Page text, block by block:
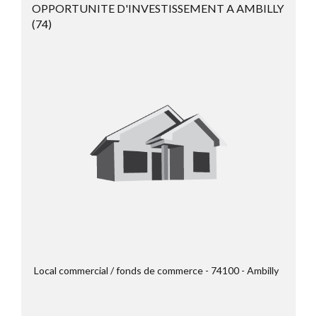
OPPORTUNITE D'INVESTISSEMENT A AMBILLY
(74)
Local commercial / fonds de commerce 74100 Ambilly